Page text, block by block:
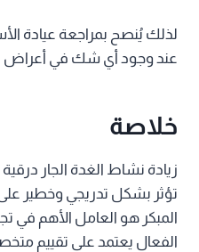
لذلك يُنصح بمراجعة عيادة
عند وجود أي شك في أعراض
خلاصة
زيادة نشاط الغدة الجار
تؤثر بشكل تدريجي وخطير
المبكر هو العامل الأهم في
الفعال يعتمد على تقييم